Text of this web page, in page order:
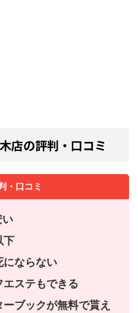
店の評判・口コミ
・口コミ
下
にならない
ステもできる
ブックが無料で貰え